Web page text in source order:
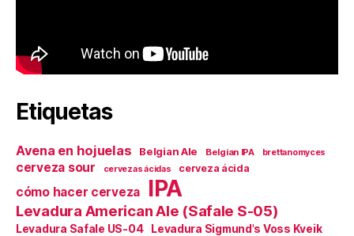
Etiquetas
Avena en hojuelas Belgian Ale Belgian IPA brettanomyces
cerveza sour cervezas ácidas cerveza ácida
cómo hacer cerveza IPA
Levadura American Ale (Safale S-05)
Levadura Safale US-04 Levadura Sigmund's Voss Kveik